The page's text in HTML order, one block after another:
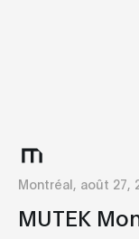
Montréal, août 27,
MUTEK